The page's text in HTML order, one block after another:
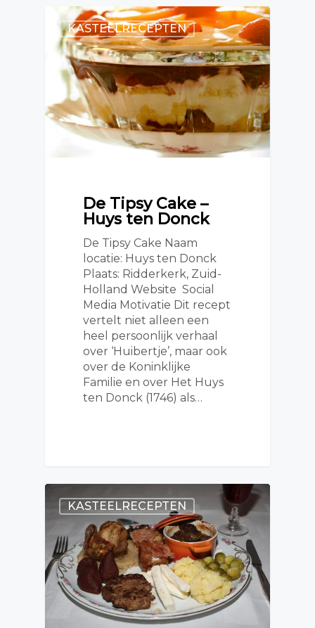
KASTEELRECEPTEN
De Tipsy Cake –
Huys ten Donck
De Tipsy Cake Naam
locatie: Huys ten Donck
Plaats: Ridderkerk, Zuid-
Holland Website Social
Media Motivatie Dit recept
vertelt niet alleen een
heel persoonlijk verhaal
over ‘Huibertje’, maar ook
over de Koninklijke
Familie en over Het Huys
ten Donck (1746) als…
KASTEELRECEPTEN